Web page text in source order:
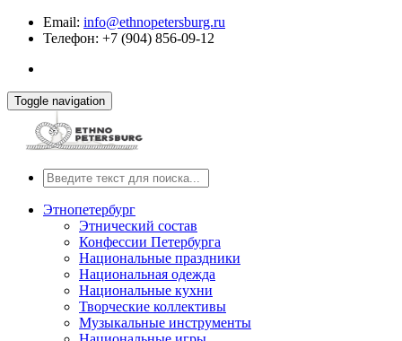
Email: info@ethnopetersburg.ru
Телефон: +7 (904) 856-09-12
Toggle navigation
Этнопетербург
Этнический состав
Конфессии Петербурга
Национальные праздники
Национальная одежда
Национальные кухни
Творческие коллективы
Музыкальные инструменты